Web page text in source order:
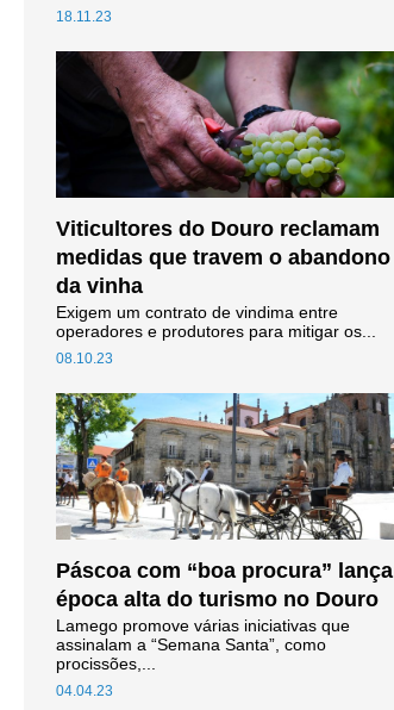
18.11.23
Viticultores do Douro reclamam
medidas que travem o abandono
da vinha
08.10.23
Exigem um contrato de vindima entre
operadores e produtores para mitigar os...
Páscoa com “boa procura” lança
época alta do turismo no Douro
04.04.23
Lamego promove várias iniciativas que
assinalam a “Semana Santa”, como
procissões,...